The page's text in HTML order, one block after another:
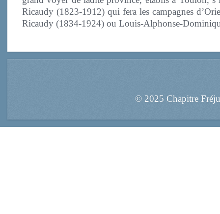
Ricaudy (1823-1912) qui fera les campagnes
Ricaudy (1834-1924) ou Louis-Alphonse-
© 2025 Chapitre